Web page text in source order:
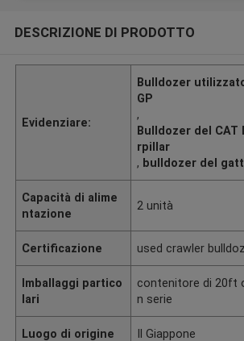
DESCRIZIONE DI PRODOTTO
Evidenziare:
Bulldozer
GP
,
Bulldozer del CAT
rpillar
, bulldozer del
Capacità di alime
ntazione
2 unità
Certificazione used crawler
Imballaggi partico
lari
contenitore di 20ft
n serie
Luogo di origine Il Giappone